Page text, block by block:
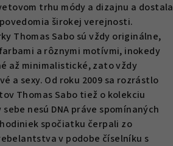
trhu módy a dizajnu a dostala
širokej verejnosti.
Thomas Sabo sú vždy originálne,
a rôznymi motívmi, inokedy
až minimalistické, zato vždy
a sexy. Od roku 2009 sa rozrástlo
Thomas Sabo tiež o kolekciu
nesú DNA práve spomínaných
spočiatku čerpali zo
v podobe číselníku s